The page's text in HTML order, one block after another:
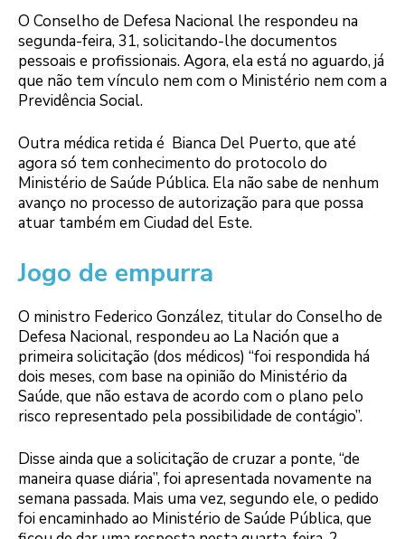
O Conselho de Defesa Nacional lhe respondeu na
segunda-feira, 31, solicitando-lhe documentos
pessoais e profissionais. Agora, ela está no aguardo, já
que não tem vínculo nem com o Ministério nem com a
Previdência Social.
Outra médica retida é Bianca Del Puerto, que até
agora só tem conhecimento do protocolo do
Ministério de Saúde Pública. Ela não sabe de nenhum
avanço no processo de autorização para que possa
atuar também em Ciudad del Este.
Jogo de empurra
O ministro Federico González, titular do Conselho de
Defesa Nacional, respondeu ao La Nación que a
primeira solicitação (dos médicos) “foi respondida há
dois meses, com base na opinião do Ministério da
Saúde, que não estava de acordo com o plano pelo
risco representado pela possibilidade de contágio”.
Disse ainda que a solicitação de cruzar a ponte, “de
maneira quase diária”, foi apresentada novamente na
semana passada. Mais uma vez, segundo ele, o pedido
foi encaminhado ao Ministério de Saúde Pública, que